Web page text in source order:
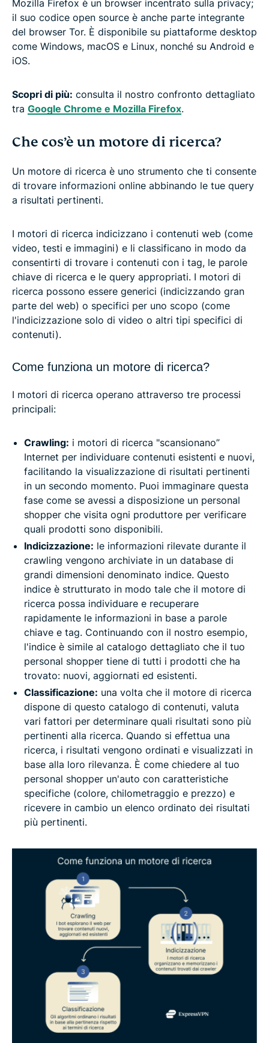
Mozilla Firefox è un browser incentrato sulla privacy;
il suo codice open source è anche parte integrante
del browser Tor. È disponibile su piattaforme desktop
come Windows, macOS e Linux, nonché su Android e
iOS.
Scopri di più: consulta il nostro confronto dettagliato
tra Google Chrome e Mozilla Firefox.
Che cos’è un motore di ricerca?
Un motore di ricerca è uno strumento che ti consente
di trovare informazioni online abbinando le tue query
a risultati pertinenti.
I motori di ricerca indicizzano i contenuti web (come
video, testi e immagini) e li classificano in modo da
consentirti di trovare i contenuti con i tag, le parole
chiave di ricerca e le query appropriati. I motori di
ricerca possono essere generici (indicizzando gran
parte del web) o specifici per uno scopo (come
l'indicizzazione solo di video o altri tipi specifici di
contenuti).
Come funziona un motore di ricerca?
I motori di ricerca operano attraverso tre processi
principali:
Crawling: i motori di ricerca "scansionano”
Internet per individuare contenuti esistenti e nuovi,
facilitando la visualizzazione di risultati pertinenti
in un secondo momento. Puoi immaginare questa
fase come se avessi a disposizione un personal
shopper che visita ogni produttore per verificare
quali prodotti sono disponibili.
Indicizzazione: le informazioni rilevate durante il
crawling vengono archiviate in un database di
grandi dimensioni denominato indice. Questo
indice è strutturato in modo tale che il motore di
ricerca possa individuare e recuperare
rapidamente le informazioni in base a parole
chiave e tag. Continuando con il nostro esempio,
l'indice è simile al catalogo dettagliato che il tuo
personal shopper tiene di tutti i prodotti che ha
trovato: nuovi, aggiornati ed esistenti.
Classificazione: una volta che il motore di ricerca
dispone di questo catalogo di contenuti, valuta
vari fattori per determinare quali risultati sono più
pertinenti alla ricerca. Quando si effettua una
ricerca, i risultati vengono ordinati e visualizzati in
base alla loro rilevanza. È come chiedere al tuo
personal shopper un'auto con caratteristiche
specifiche (colore, chilometraggio e prezzo) e
ricevere in cambio un elenco ordinato dei risultati
più pertinenti.